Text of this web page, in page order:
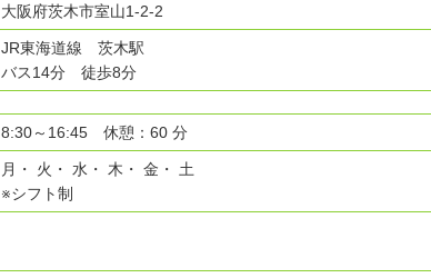
大阪府茨木市室山1-2-2
JR東海道線 茨木駅
バス14分 徒歩8分
8:30～16:45 休憩：60 分
月・ 火・ 水・ 木・ 金・ 土
※シフト制